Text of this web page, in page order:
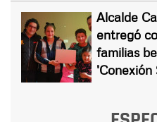
Alcalde
entregó
familias
'Conexión